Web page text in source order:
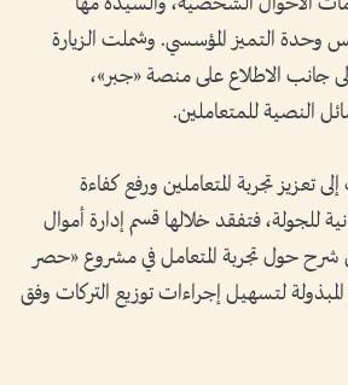
وحدة التميز المؤسسي. وشملت الزيارة
جانب الاطلاع على منصة «جبر»،
النصية للمتعاملين.
تعزيز تجربة المتعاملين ورفع كفاءة
للجولة، فتفقد خلالها قسم إدارة أموال
شرح حول تجربة المتعامل في مشروع «حصر
المبذولة لتسهيل إجراءات توزيع التركات وفق